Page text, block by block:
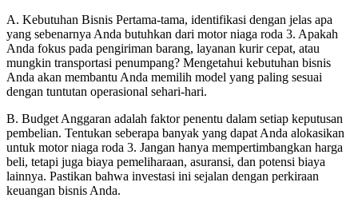
A. Kebutuhan Bisnis Pertama-tama, identifikasi dengan jelas apa
yang sebenarnya Anda butuhkan dari motor niaga roda 3. Apakah
Anda fokus pada pengiriman barang, layanan kurir cepat, atau
mungkin transportasi penumpang? Mengetahui kebutuhan bisnis
Anda akan membantu Anda memilih model yang paling sesuai
dengan tuntutan operasional sehari-hari.
B. Budget Anggaran adalah faktor penentu dalam setiap keputusan
pembelian. Tentukan seberapa banyak yang dapat Anda alokasikan
untuk motor niaga roda 3. Jangan hanya mempertimbangkan harga
beli, tetapi juga biaya pemeliharaan, asuransi, dan potensi biaya
lainnya. Pastikan bahwa investasi ini sejalan dengan perkiraan
keuangan bisnis Anda.